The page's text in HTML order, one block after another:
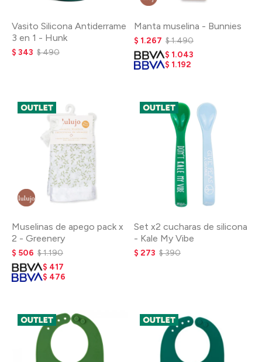
Vasito Silicona Antiderrame
3 en 1 - Hunk
$ 343 $490
Manta muselina - Bunnies
$ 1.267 $1.490
$ 1.043
$ 1.192
Muselinas de apego pack x
2 - Greenery
$ 506 $1.190
$ 417
$ 476
Set x2 cucharas de silicona
- Kale My Vibe
$ 273 $390